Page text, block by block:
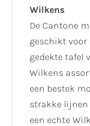
Wilkens
De Cantone
geschikt voor
gedekte tafel
Wilkens
een bestek
strakke lijnen
een echte